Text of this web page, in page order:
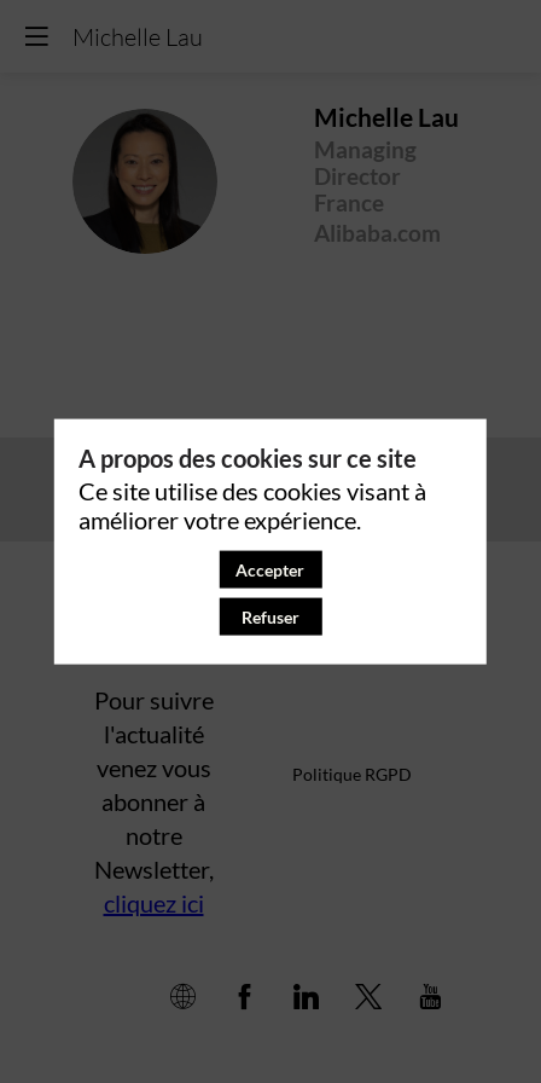
Michelle Lau
ML
Michelle Lau
Managing
Director
France
Alibaba.com
Pour suivre
l'actualité
venez vous
abonner à
notre
Newsletter,
cliquez ici
Mentions légales
Politique RGPD
A propos des cookies sur ce site
Ce site utilise des cookies visant à
améliorer votre expérience.
Accepter
Refuser